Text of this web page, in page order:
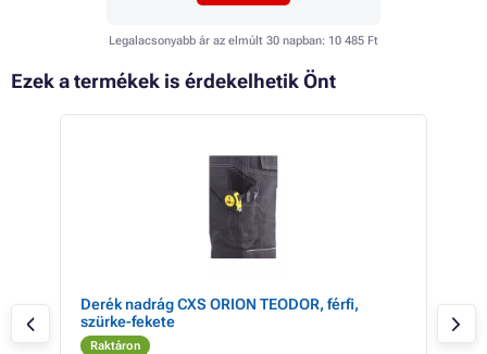
Legalacsonyabb ár az elmúlt 30 napban: 10 485 Ft
Ezek a termékek is érdekelhetik Önt
Derék nadrág CXS ORION TEODOR, férfi,
szürke-fekete
Raktáron